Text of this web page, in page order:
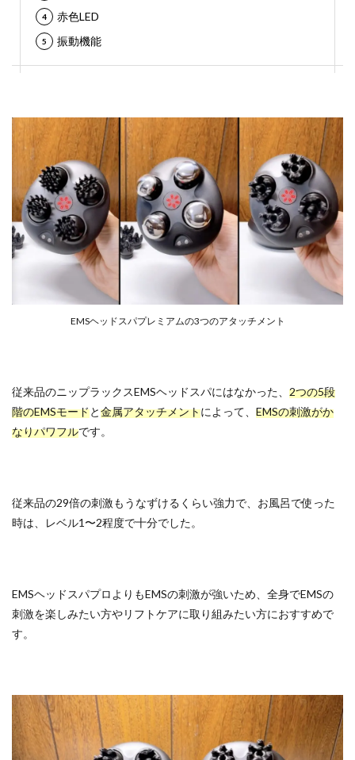
赤色LED
振動機能
EMSヘッドスパプレミアムの3つのアタッチメント
従来品のニップラックスEMSヘッドスパにはなかった、 2つの5段
階のEMSモードと金属アタッチメントによって、 EMSの刺激がか
なりパワフルです。
従来品の29倍の刺激もうなずけるくらい強力で、お風呂で使った
時は、レベル1〜2程度で十分でした。
EMSヘッドスパプロよりもEMSの刺激が強いため、全身でEMSの
刺激を楽しみたい方やリフトケアに取り組みたい方におすすめで
す。